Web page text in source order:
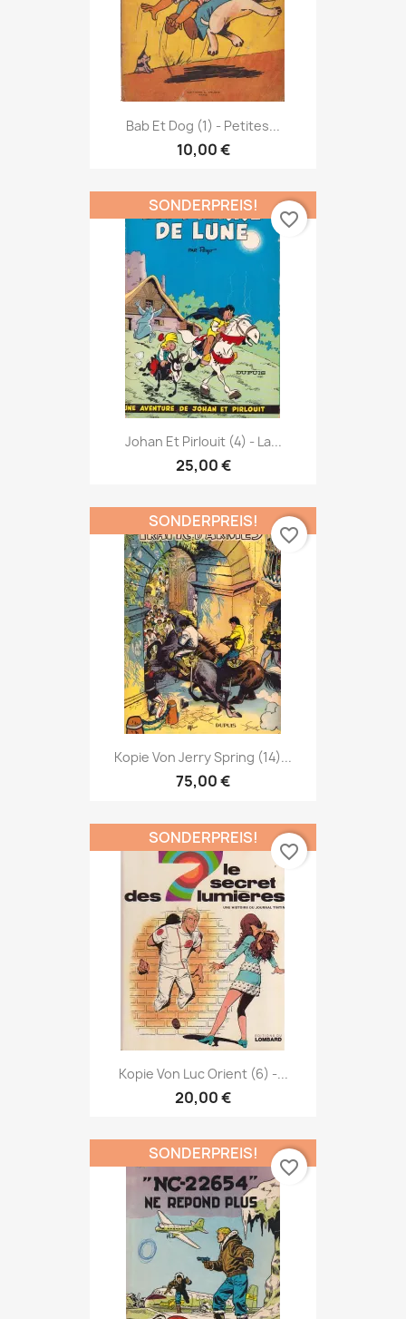
Bab Et Dog (1) - Petites...
10,00 €
Johan Et Pirlouit (4) - La...
25,00 €
SONDERPREIS!
favorite_border
Kopie Von Jerry Spring (14)...
75,00 €
SONDERPREIS!
favorite_border
Kopie Von Luc Orient (6) -...
20,00 €
SONDERPREIS!
favorite_border
SONDERPREIS!
favorite_border